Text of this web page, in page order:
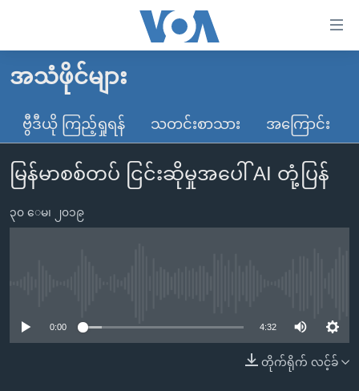
လွယ်ကူ
သည့်
Link
များ
ပင်မ
ပင်မ
မူလစာမျက်နှာ
မြန်မာ
ကမ္ဘာ့သတင်းများ
နိုင်ငံတကာ
တရုတ်
ဗွီဒီယို
ရပ်ဝန်းတခု လမ်းတခု အလွန်
ရုပ်ရှင်ထဲက အင်္ဂလိပ်စာ
တီဗွီ
ရေဒီယို/တီဗွီအစီအစဉ်
အသံဖိုင်များ
ဗွီဒီယို ကြည့်ရှုရန် သတင်းစာသား အကြောင်း
မြန်မာစစ်တပ် ငြင်းဆိုမှုအပေါ် AI တုံ့ပြန်
၃၀ ေမ၊ ၂၀၁၉
0:00 4:32
တိုက်ရိုက် လင့်ခ်